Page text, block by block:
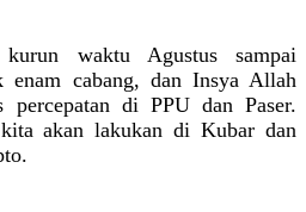
waktu Agustus sampai
enam cabang, dan Insya Allah
di PPU dan Paser.
akan lakukan di Kubar dan